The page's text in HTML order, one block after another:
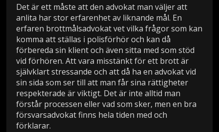
Det är ett måste att den advokat man väljer att
anlita har stor erfarenhet av liknande mål. En
erfaren brottmålsadvokat vet vilka frågor som kan
komma att ställas i polisförhör och kan då
förbereda sin klient och även sitta med som stöd
vid förhören. Att vara misstänkt för ett brott är
självklart stressande och att då ha en advokat vid
sin sida som ser till att man får sina rättigheter
respekterade är viktigt. Det är inte alltid man
förstår processen eller vad som sker, men en bra
försvarsadvokat finns hela tiden med och
förklarar.